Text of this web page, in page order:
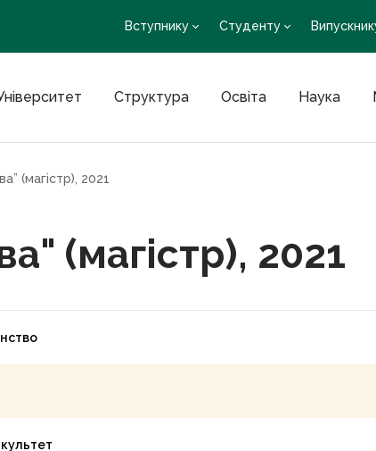
Вступнику Студенту
Структура Освіта Наука
(магістр), 2021
(магістр), 2021